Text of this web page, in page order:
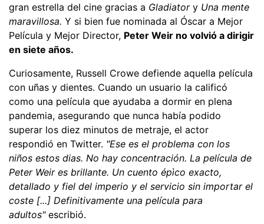
gran estrella del cine gracias a Gladiator y Una mente
maravillosa. Y si bien fue nominada al Óscar a Mejor
Película y Mejor Director, Peter Weir no volvió a dirigir
en siete años.
Curiosamente, Russell Crowe defiende aquella película
con uñas y dientes. Cuando un usuario la calificó
como una película que ayudaba a dormir en plena
pandemia, asegurando que nunca había podido
superar los diez minutos de metraje, el actor
respondió en Twitter. "Ese es el problema con los
niños estos dias. No hay concentración. La película de
Peter Weir es brillante. Un cuento épìco exacto,
detallado y fiel del imperio y el servicio sin importar el
coste [...] Definitivamente una película para
adultos"escribió.